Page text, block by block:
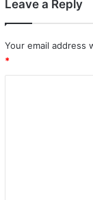
Leave a Reply
Your email address
*